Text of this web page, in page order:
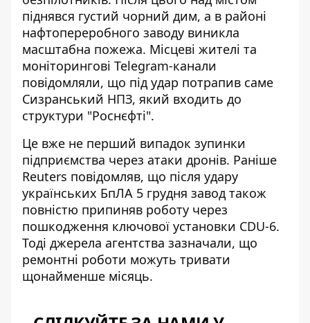
піднявся густий чорний дим, а в районі
нафтопереробного заводу виникла
масштабна пожежа. Місцеві жителі та
моніторингові Telegram-канали
повідомляли, що під удар потрапив саме
Сизранський НПЗ, який входить до
структури "Роснєфті".
Це вже не перший випадок зупинки
підприємства через атаки дронів. Раніше
Reuters повідомляв, що після удару
українських БпЛА 5 грудня завод також
повністю припиняв роботу через
пошкодження ключової установки CDU-6.
Тоді джерела агентства зазначали, що
ремонтні роботи можуть тривати
щонайменше місяць.